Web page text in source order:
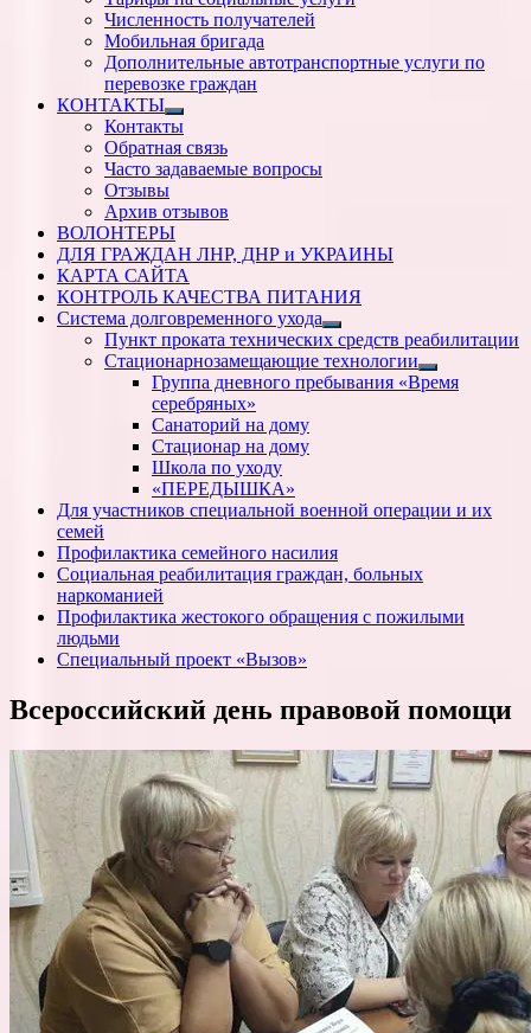
Численность получателей
Мобильная бригада
Дополнительные автотранспортные услуги по
перевозке граждан
КОНТАКТЫ
Показать
подменю
Контакты
Обратная связь
Часто задаваемые вопросы
Отзывы
Архив отзывов
ВОЛОНТЕРЫ
ДЛЯ ГРАЖДАН ЛНР, ДНР и УКРАИНЫ
КАРТА САЙТА
КОНТРОЛЬ КАЧЕСТВА ПИТАНИЯ
Система долговременного ухода
Показать
подменю
Пункт проката технических средств реабилитации
Стационарнозамещающие технологии
Показать
подменю
Группа дневного пребывания «Время
серебряных»
Санаторий на дому
Стационар на дому
Школа по уходу
«ПЕРЕДЫШКА»
Для участников специальной военной операции и их
семей
Профилактика семейного насилия
Социальная реабилитация граждан, больных
наркоманией
Профилактика жестокого обращения с пожилыми
людьми
Специальный проект «Вызов»
Всероссийский день правовой помощи